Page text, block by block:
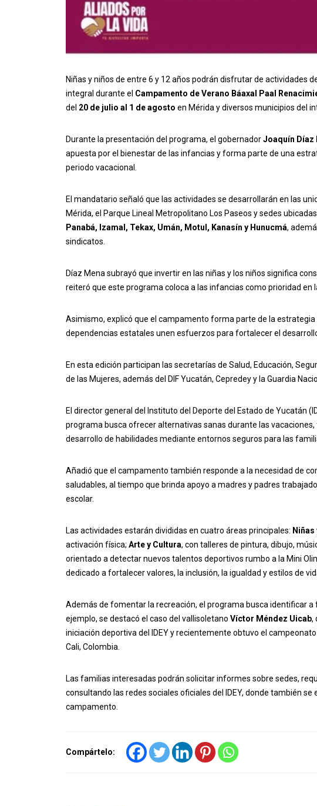
Niñas y niños de entre 6 y 12 años podrán disfrutar de actividades
integral durante el Campamento de Verano Báaxal Paal
del 20 de julio al 1 de agosto en Mérida y diversos municipios del
Durante la presentación del programa, el gobernadorJoaquín Díaz
apuesta por el bienestar de las infancias y forma parte de una
periodo vacacional.
El mandatario señaló que las actividades se desarrollarán en las
Mérida, el Parque Lineal Metropolitano Los Paseos y sedes
Panabá, Izamal, Tekax, Umán, Motul, Kanasín y Hunucmá,
sindicatos.
Díaz Mena subrayó que invertir en las niñas y los niños significa
reiteró que este programa coloca a las infancias como prioridad en
Asimismo, explicó que el campamento forma parte de la estrategia
dependencias estatales unen esfuerzos para fortalecer el
En esta edición participan las secretarías de Salud, Educación,
de las Mujeres, además del DIF Yucatán, Cepredey y la Guardia
El director general del Instituto del Deporte del Estado de Yucatán
programa busca ofrecer alternativas sanas durante las
desarrollo de habilidades mediante entornos seguros para las
Añadió que el campamento también responde a la necesidad de
saludables, al tiempo que brinda apoyo a madres y padres
escolar.
Las actividades estarán divididas en cuatro áreas principales:
activación física; Arte y Cultura, con talleres de pintura, dibujo,
orientado a detectar nuevos talentos deportivos rumbo a la Mini
dedicado a fortalecer valores, la inclusión, la igualdad y estilos de
Además de fomentar la recreación, el programa busca identificar
ejemplo, se destacó el caso del vallisoletano Víctor Méndez Uicab,
iniciación deportiva del IDEY y recientemente obtuvo el
Cali, Colombia.
Las familias interesadas podrán solicitar informes sobre sedes,
consultando las redes sociales oficiales del IDEY, donde también
campamento.
Compártelo: